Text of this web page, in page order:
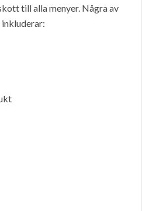
till alla menyer. Några av